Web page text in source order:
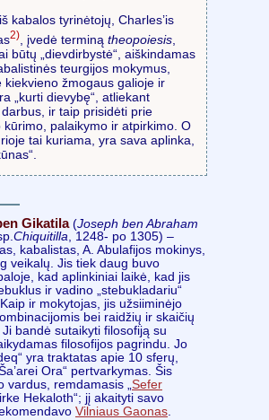
kabalos tyrinėtojų, Charles’is
2) , įvedė terminą theopoiesis
būtų „dievdirbystė“, aiškindamas
teurgijos mokymus,
kiekvieno žmogaus galioje ir
„kurti dievybę“, atliekant
ir taip prisidėti prie
kūrimo, palaikymo ir atpirkimo. O
tai kuriama, yra sava aplinka,
Gikatila(Joseph ben Abraham
Chiquitilla, 1248- po 1305) –
kabalistas, A. Abulafijos mokinys,
veikalų. Jis tiek daug buvo
kad aplinkiniai laikė, kad jis
ir vadino „stebukladariu“
ir mokytojas, jis užsiiminėjo
bei raidžių ir skaičių
bandė sutaikyti filosofiją su
filosofijos pagrindu. Jo
yra traktatas apie 10 sferų,
Ora“ pertvarkymas. Šis
vardus, remdamasis „Sefer
Hekaloth“; jį akaityti savo
Vilniaus Gaonas.